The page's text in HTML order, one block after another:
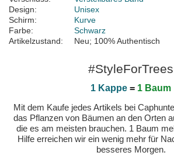
Design:
Unisex
Schirm:
Kurve
Farbe:
Schwarz
Artikelzustand:
Neu; 100% Authentisch
#StyleForTrees
1 Kappe = 1 Baum
Mit dem Kaufe jedes Artikels bei
das Pflanzen von Bäumen an den Orten
die es am meisten brauchen. 1 Baum
Hilfe erreichen wir ein wenig mehr für
besseres Morgen.